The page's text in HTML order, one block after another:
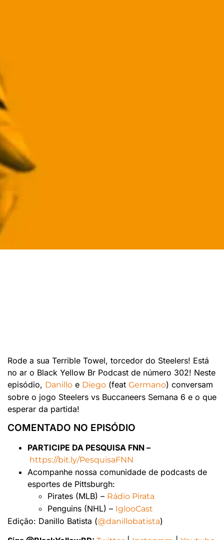
Rode a sua Terrible Towel, torcedor do Steelers! Está
no ar o Black Yellow Br Podcast de número 302! Neste
episódio, Danillo e Diego (feat Germano) conversam
sobre o jogo Steelers vs Buccaneers Semana 6 e o que
esperar da partida!
COMENTADO NO EPISÓDIO
PARTICIPE DA PESQUISA FNN –
https://bit.ly/PesquisaFNN
Acompanhe nossa comunidade de podcasts de
esportes de Pittsburgh:
Pirates (MLB) – Rádio Pirata
Penguins (NHL) – IglooCast
Edição: Danillo Batista (@danillobatista)